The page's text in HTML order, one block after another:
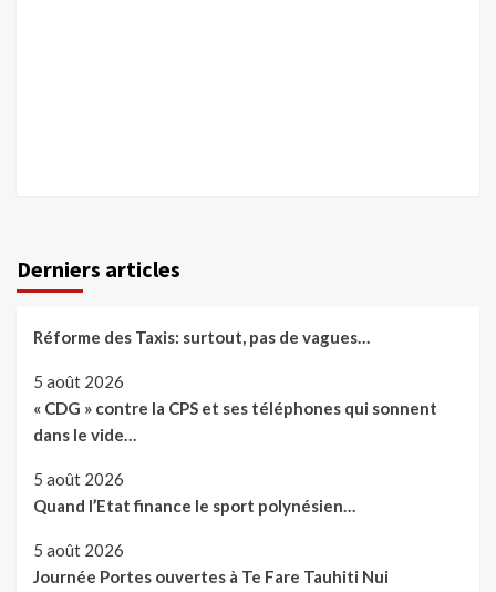
Derniers articles
Réforme des Taxis: surtout, pas de vagues…
5 août 2026
« CDG » contre la CPS et ses téléphones qui sonnent
dans le vide…
5 août 2026
Quand l’Etat finance le sport polynésien…
5 août 2026
Journée Portes ouvertes à Te Fare Tauhiti Nui